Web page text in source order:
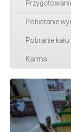
Pobieranie
Pobranie kału
Karma